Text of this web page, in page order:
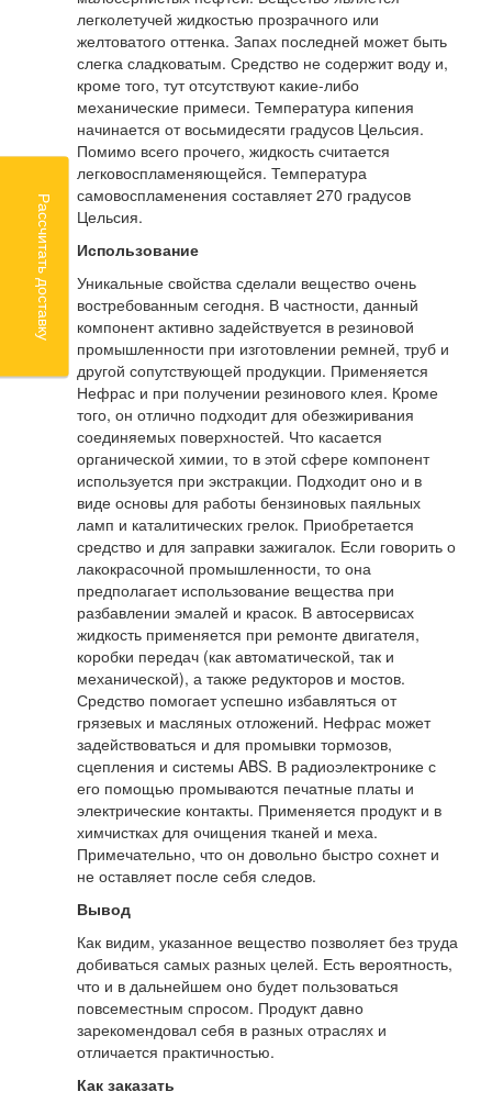
легколетучей жидкостью прозрачного или
желтоватого оттенка. Запах последней может быть
слегка сладковатым. Средство не содержит воду и,
кроме того, тут отсутствуют какие-либо
механические примеси. Температура кипения
начинается от восьмидесяти градусов Цельсия.
Помимо всего прочего, жидкость считается
легковоспламеняющейся. Температура
самовоспламенения составляет 270 градусов
Цельсия.
Использование
Уникальные свойства сделали вещество очень
востребованным сегодня. В частности, данный
компонент активно задействуется в резиновой
промышленности при изготовлении ремней, труб и
другой сопутствующей продукции. Применяется
Нефрас и при получении резинового клея. Кроме
того, он отлично подходит для обезжиривания
соединяемых поверхностей. Что касается
органической химии, то в этой сфере компонент
используется при экстракции. Подходит оно и в
виде основы для работы бензиновых паяльных
ламп и каталитических грелок. Приобретается
средство и для заправки зажигалок. Если говорить о
лакокрасочной промышленности, то она
предполагает использование вещества при
разбавлении эмалей и красок. В автосервисах
жидкость применяется при ремонте двигателя,
коробки передач (как автоматической, так и
механической), а также редукторов и мостов.
Средство помогает успешно избавляться от
грязевых и масляных отложений. Нефрас может
задействоваться и для промывки тормозов,
сцепления и системы ABS. В радиоэлектронике с
его помощью промываются печатные платы и
электрические контакты. Применяется продукт и в
химчистках для очищения тканей и меха.
Примечательно, что он довольно быстро сохнет и
не оставляет после себя следов.
Вывод
Как видим, указанное вещество позволяет без труда
добиваться самых разных целей. Есть вероятность,
что и в дальнейшем оно будет пользоваться
повсеместным спросом. Продукт давно
зарекомендовал себя в разных отраслях и
отличается практичностью.
Как заказать
Рассчитать доставку